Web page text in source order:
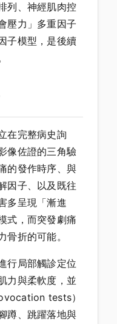
列、神經肌肉控
壓力」多重因子
子模型，是後續
在完整病史詢
像佐證的三角驗
的發作時序、與
因子、以及既往
多呈現「漸進
式，而突發劇痛
骨折的可能。
行局部觸診定位
力與柔軟度，並
tests）
蹲、跳躍落地與